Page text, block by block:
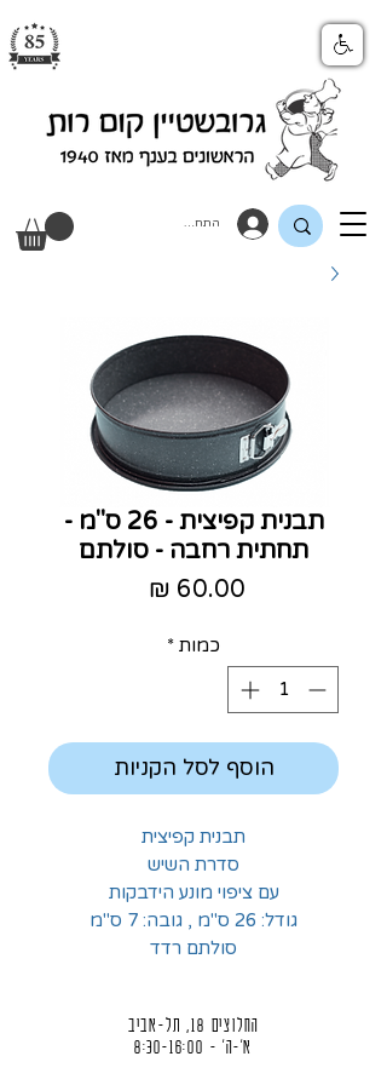
התחבר
תבנית קפיצית - 26 ס"מ -
תחתית רחבה - סולתם
כמות *
הוסף לסל הקניות
תבנית קפיצית
סדרת השיש
עם ציפוי מונע הידבקות
גודל: 26 ס"מ , גובה: 7 ס"מ
סולתם רדד
החלוצים 18, תל-אביב
א'-ה' - 8:30-16:00